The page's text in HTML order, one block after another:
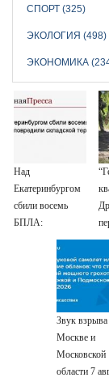
СПОРТ (325)
ЭКОЛОГИЯ (498)
ЭКОНОМИКА
Над
Екатеринбургом
сбили восемь
БПЛА:
эвакуированы
800 сотрудников
Wildberries
Звук взрыва
Москве и
Московской
области 7